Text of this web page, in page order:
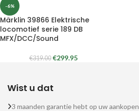
-6%
Märklin 39866 Elektrische
locomotief serie 189 DB
MFX/DCC/Sound
€319.00 €299.95
Wist u dat
3 maanden garantie hebt op uw aankopen